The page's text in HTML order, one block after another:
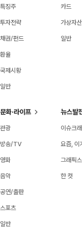
특징주
투자전략
채권/펀드
환율
국제시황
일반
카드
가상자
일반
문화·라이프
관광
방송/TV
영화
음악
공연/출판
스포츠
일반
뉴스발
이슈크
요즘, 이
그래픽스
한 컷